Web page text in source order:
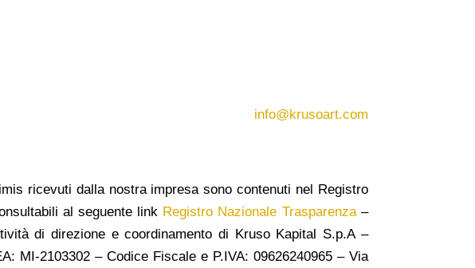
info@krusoart.com
ricevuti dalla nostra impresa sono contenuti nel Registro
al seguente link Registro Nazionale Trasparenza–
di direzione e coordinamento di Kruso Kapital S.p.A –
MI-2103302 – Codice Fiscale e P.IVA: 09626240965 – Via